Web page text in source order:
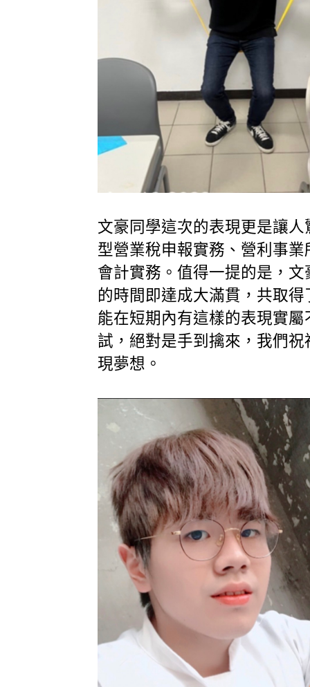
文豪同學這次的表現更是讓
型營業稅申報實務、營利事
會計實務。值得一提的是，
的時間即達成大滿貫，共取得
能在短期內有這樣的表現實
試，絕對是手到擒來，我們
現夢想。